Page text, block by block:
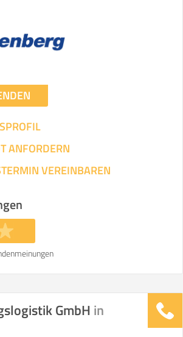
Entfernung:
Gewicht:
umziehen.
Zeit pro Helfer
Stunden Stunden
ANFORDERN
VEREINBAREN
GmbH in